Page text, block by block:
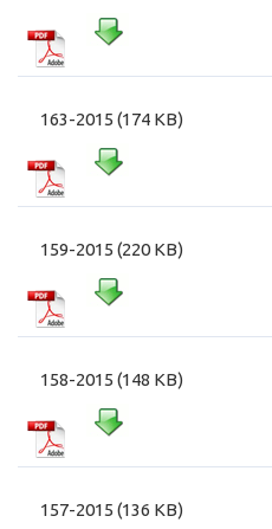
163-2015 (174 KB)
159-2015 (220 KB)
158-2015 (148 KB)
157-2015 (136 KB)